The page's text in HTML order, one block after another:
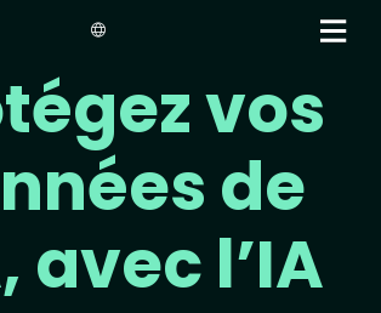
content
vos
de
avec l’IA